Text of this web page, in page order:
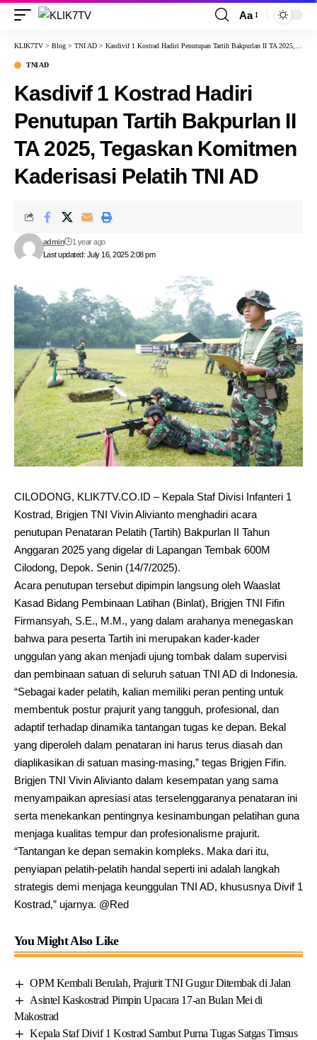
Aa
KLIK7TV > Blog > TNI AD > Kasdivif 1 Kostrad Hadiri Penutupan Tartih Bakpurlan II TA 2025, Tegaskan Komitmen Kaderisasi Pelatih TNI AD
TNI AD
Kasdivif 1 Kostrad Hadiri
Penutupan Tartih Bakpurlan II
TA 2025, Tegaskan Komitmen
Kaderisasi Pelatih TNI AD
Last updated: July 16, 2025 2:08 pm
admin 1 year ago
CILODONG, KLIK7TV.CO.ID – Kepala Staf Divisi Infanteri 1
Kostrad, Brigjen TNI Vivin Alivianto menghadiri acara
penutupan Penataran Pelatih (Tartih) Bakpurlan II Tahun
Anggaran 2025 yang digelar di Lapangan Tembak 600M
Cilodong, Depok. Senin (14/7/2025).
Acara penutupan tersebut dipimpin langsung oleh Waaslat
Kasad Bidang Pembinaan Latihan (Binlat), Brigjen TNI Fifin
Firmansyah, S.E., M.M., yang dalam arahanya menegaskan
bahwa para peserta Tartih ini merupakan kader-kader
unggulan yang akan menjadi ujung tombak dalam supervisi
dan pembinaan satuan di seluruh satuan TNI AD di Indonesia.
“Sebagai kader pelatih, kalian memiliki peran penting untuk
membentuk postur prajurit yang tangguh, profesional, dan
adaptif terhadap dinamika tantangan tugas ke depan. Bekal
yang diperoleh dalam penataran ini harus terus diasah dan
diaplikasikan di satuan masing-masing,” tegas Brigjen Fifin.
Brigjen TNI Vivin Alivianto dalam kesempatan yang sama
menyampaikan apresiasi atas terselenggaranya penataran ini
serta menekankan pentingnya kesinambungan pelatihan guna
menjaga kualitas tempur dan profesionalisme prajurit.
“Tantangan ke depan semakin kompleks. Maka dari itu,
penyiapan pelatih-pelatih handal seperti ini adalah langkah
strategis demi menjaga keunggulan TNI AD, khususnya Divif 1
Kostrad,” ujarnya. @Red
You Might Also Like
OPM Kembali Berulah, Prajurit TNI Gugur Ditembak di Jalan
Asintel Kaskostrad Pimpin Upacara 17-an Bulan Mei di
Makostrad
Kepala Staf Divif 1 Kostrad Sambut Purna Tugas Satgas Timsus